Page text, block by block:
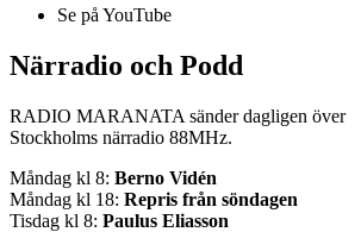
Se på YouTube
Närradio och Podd
RADIO MARANATA sänder dagligen över
Stockholms närradio 88MHz.
Måndag kl 8: Berno Vidén
Måndag kl 18: Repris från söndagen
Tisdag kl 8: Paulus Eliasson